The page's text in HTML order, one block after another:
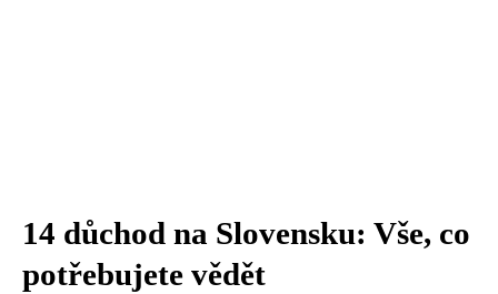
14 důchod na Slovensku: Vše, co
potřebujete vědět